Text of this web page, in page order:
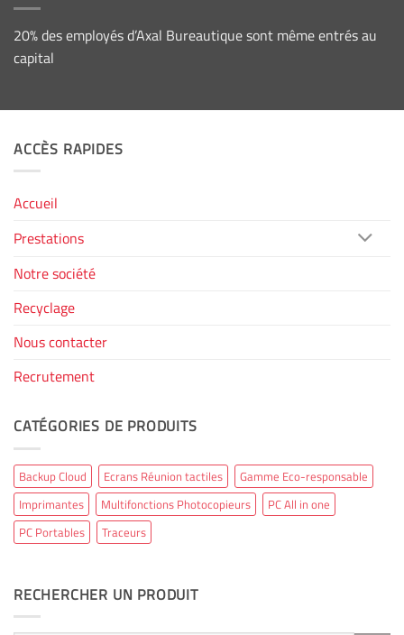
20% des employés d’Axal Bureautique sont même entrés au
capital
ACCÈS RAPIDES
Accueil
Prestations
Notre société
Recyclage
Nous contacter
Recrutement
CATÉGORIES DE PRODUITS
Backup Cloud Ecrans Réunion tactiles
Gamme Eco-responsable
Imprimantes
Multifonctions Photocopieurs
PC All in one
PC Portables
Traceurs
RECHERCHER UN PRODUIT